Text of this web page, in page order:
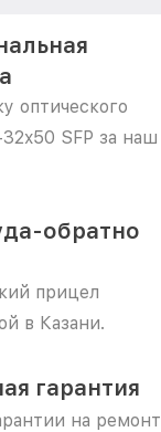
оптического
SFP за наш
обратно
прицел
в Казани.
гарантия
на ремонт